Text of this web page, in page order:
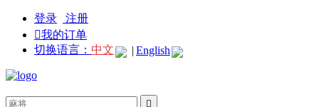
登录
注册
我的订单
切换语言： 中文 | English
